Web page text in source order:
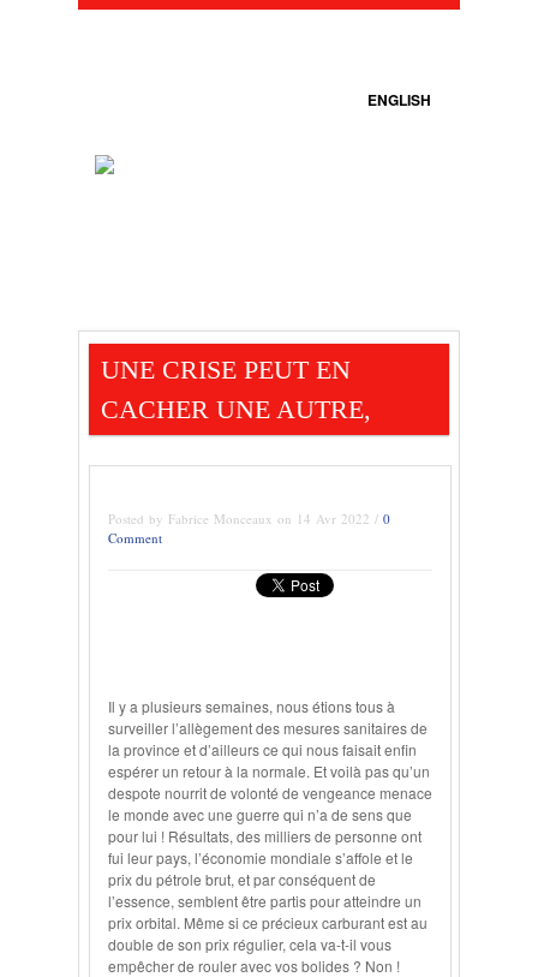
ENGLISH
UNE CRISE PEUT EN
CACHER UNE AUTRE,
Posted by Fabrice Monceaux on 14 Avr 2022 / 0
Comment
Il y a plusieurs semaines, nous étions tous à
surveiller l’allègement des mesures sanitaires de
la province et d’ailleurs ce qui nous faisait enfin
espérer un retour à la normale. Et voilà pas qu’un
despote nourrit de volonté de vengeance menace
le monde avec une guerre qui n’a de sens que
pour lui ! Résultats, des milliers de personne ont
fui leur pays, l’économie mondiale s’affole et le
prix du pétrole brut, et par conséquent de
l’essence, semblent être partis pour atteindre un
prix orbital. Même si ce précieux carburant est au
double de son prix régulier, cela va-t-il vous
empêcher de rouler avec vos bolides ? Non !